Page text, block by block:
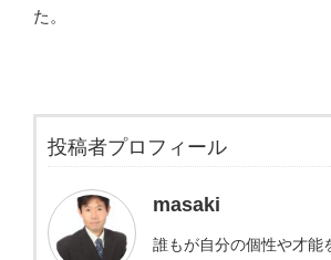
た。
投稿者プロフィール
masaki
誰もが自分の個性や才能